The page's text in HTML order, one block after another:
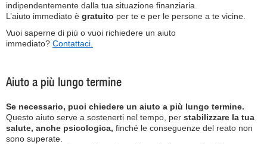
indipendentemente dalla tua situazione finanziaria.
L’aiuto immediato è gratuito per te e per le persone a te vicine.
Vuoi saperne di più o vuoi richiedere un aiuto
immediato? Contattaci.
Aiuto a più lungo termine
Se necessario, puoi chiedere un aiuto a più lungo termine.
Questo aiuto serve a sostenerti nel tempo, per stabilizzare la tua
salute, anche psicologica, finché le conseguenze del reato non
sono superate.